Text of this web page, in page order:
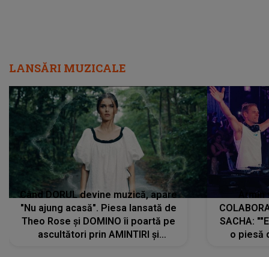
LANSĂRI MUZICALE
Când DORUL devine muzică, apare
"Nu ajung acasă". Piesa lansată de
Theo Rose și DOMINO îi poartă pe
ascultători prin AMINTIRI și
SACHA:
o piesă